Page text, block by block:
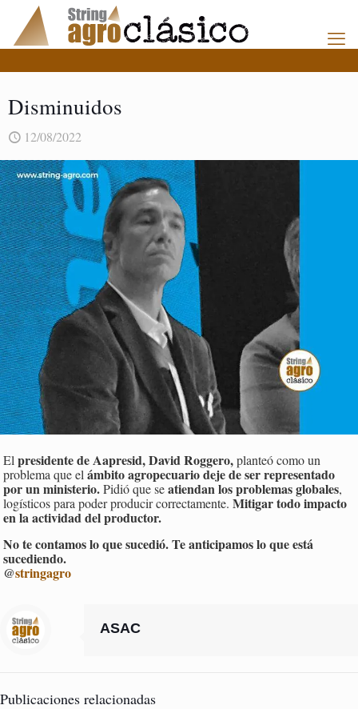
Disminuidos
12/08/2022
Elpresidente de Aapresid, David Roggero,planteó como un
problema que elámbito agropecuario deje de ser representado
por un ministerio.Pidió que seatiendan los problemas globales,
logísticos para poder producir correctamente.Mitigar todo impacto
en la actividad del productor.
No te contamos lo que sucedió. Te anticipamos lo que está
sucediendo.
@stringagro
ASAC
Publicaciones relacionadas